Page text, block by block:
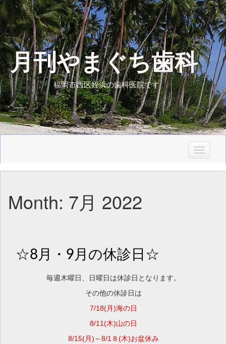
月刊やまぐち歯科
福岡市西区姪浜の歯科医院です
T
g
Month: 7月 2022
☆8月・9月の休診日☆
毎週木曜日、日曜日は休診日となります。
その他の休診日は
7/18(月)海の日
8/11(木)山の日
8/15(月)～8/1８(木)お盆休み